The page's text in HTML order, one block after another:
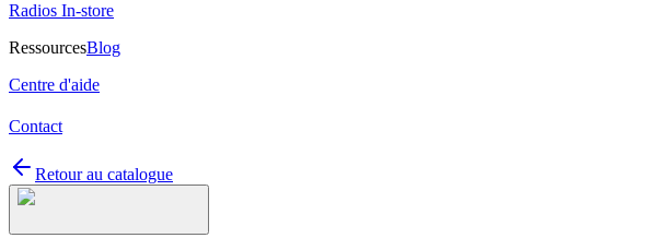
Radios In-store
RessourcesBlog
Centre d'aide
Contact
Retour au catalogue